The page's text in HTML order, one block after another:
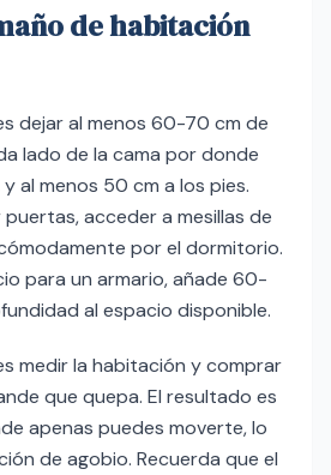
de habitación
dejar al menos 60-70 cm de
lado de la cama por donde
al menos 50 cm a los pies.
acceder a mesillas de
por el dormitorio.
para un armario, añade 60-
al espacio disponible.
medir la habitación y comprar
que quepa. El resultado es
apenas puedes moverte, lo
de agobio. Recuerda que el